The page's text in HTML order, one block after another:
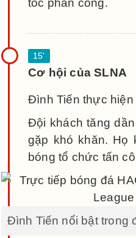
tốc phản công.
Cơ hội của SLNA
Đình Tiến thực hiện
Đội khách tăng
gặp khó khăn. Họ
bóng tổ chức tấn
Đình Tiến nổi bật trong